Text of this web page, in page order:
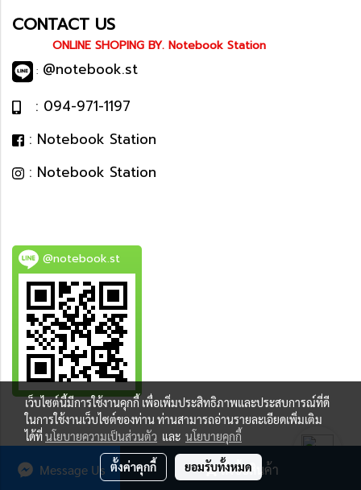
สั่งซื้อสินค้า
Message Us
CONTACT US
ONLINE SHOPING BY. Notebook Station
: @notebook.st
: 094-971-1197
: Notebook Station
: Notebook Station
@notebook.st
BEST DEAL
เว็บไซต์นี้มีการใช้งานคุกกี้ เพื่อเพิ่มประสิทธิภาพและประสบการณ์ที่ดี
ในการใช้งานเว็บไซต์ของท่าน ท่านสามารถอ่านรายละเอียดเพิ่มเติม
ได้ที่นโยบายความเป็นส่วนตัว และ นโยบายคุกกี้
ตั้งค่าคุกกี้ ยอมรับทั้งหมด